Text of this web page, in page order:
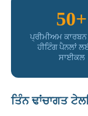
50+
ਪ੍ਰੀਮੀਅਮ
ਹੀਟਿੰਗ ਪੈਨਲਾਂ
ਸਾਈਕਲ
ਤਿੰਨ ਢਾਂਚਾਗਤ